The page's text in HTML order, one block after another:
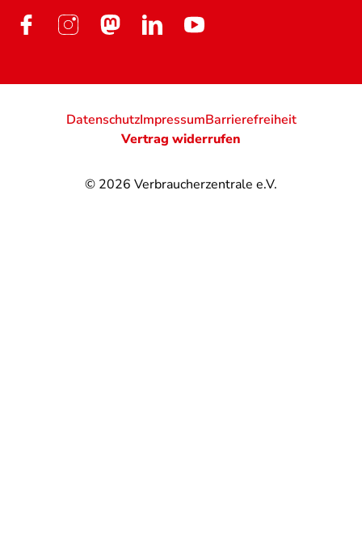
© 2026 Verbraucherzentrale e.V.
DatenschutzImpressumBarrierefreiheit
Vertrag widerrufen